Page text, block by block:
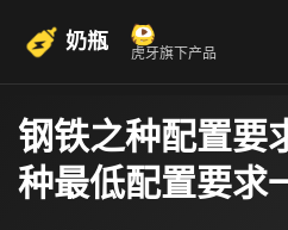
奶瓶 虎牙旗下产品
钢铁之种配置要
种最低配置要求